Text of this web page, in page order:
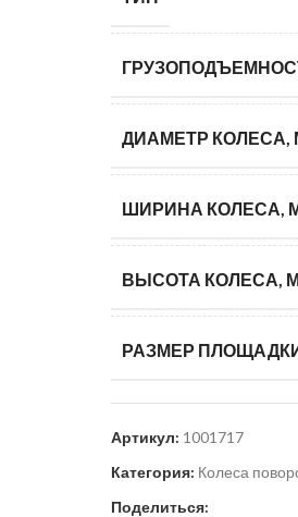
ДИАМЕТР КОЛЕСА,
ШИРИНА КОЛЕСА,
ВЫСОТА КОЛЕСА,
РАЗМЕР
Артикул: 1001717
Категория: Колеса
Поделиться: